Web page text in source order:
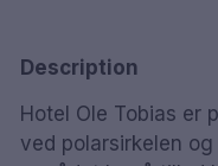
Description
Hotel Ole Tobias er
ved polarsirkelen